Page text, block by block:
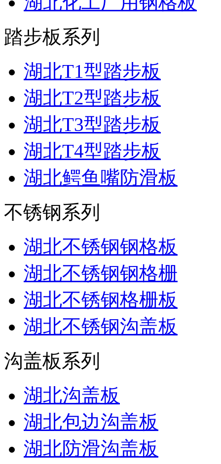
踏步板系列
湖北T1型踏步板
湖北T2型踏步板
湖北T3型踏步板
湖北T4型踏步板
湖北鳄鱼嘴防滑板
不锈钢系列
湖北不锈钢钢格板
湖北不锈钢钢格栅
湖北不锈钢格栅板
湖北不锈钢沟盖板
沟盖板系列
湖北沟盖板
湖北包边沟盖板
湖北防滑沟盖板